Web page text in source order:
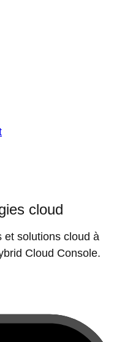
cloud
et solutions cloud à
Cloud Console.